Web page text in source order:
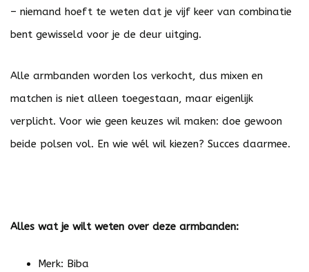
– niemand hoeft te weten dat je vijf keer van combinatie
bent gewisseld voor je de deur uitging.
Alle armbanden worden los verkocht, dus mixen en
matchen is niet alleen toegestaan, maar eigenlijk
verplicht. Voor wie geen keuzes wil maken: doe gewoon
beide polsen vol. En wie wél wil kiezen? Succes daarmee.
Alles wat je wilt weten over deze armbanden:
Merk: Biba